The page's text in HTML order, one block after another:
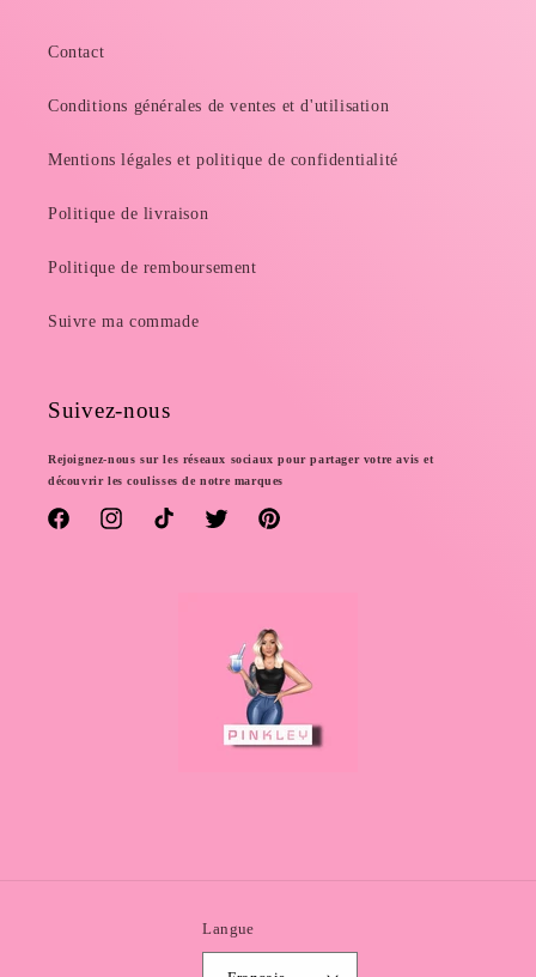
Contact
Conditions générales de ventes et d'utilisation
Mentions légales et politique de confidentialité
Politique de livraison
Politique de remboursement
Suivre ma commade
Suivez-nous
Rejoignez-nous sur les réseaux sociaux pour partager votre avis et
découvrir les coulisses de notre marques
FacebookInstagramTikTok Twitter Pinterest
Langue